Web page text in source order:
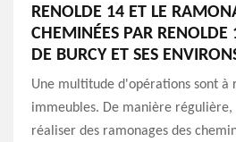
RENOLDE 14 ET LE
CHEMINÉES PAR RENOLDE
DE BURCY ET SES
Une multitude d'opérations sont à
immeubles. De manière régulière,
réaliser des ramonages des